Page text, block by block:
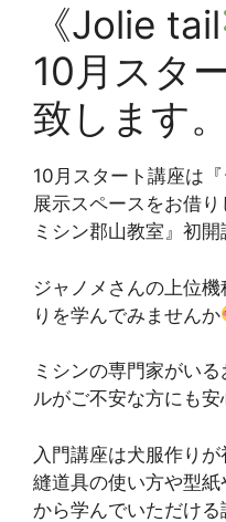
《Jolie tail
10月スタ
致します。
10月スタート講座は
展示スペースをお借
ミシン郡山教室』初
ジャノメさんの上位
りを学んでみませんか
ミシンの専門家がい
ルがご不安な方にも
入門講座は犬服作り
縫道具の使い方や型
から学んでいただける